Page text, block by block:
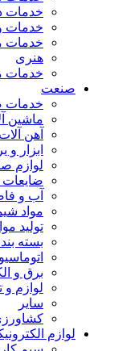
خدمات
خدمات
خدمات
هنری
خدمات
صنعت
خدمات
ماشین
آهن
ابزار و
لوازم
آب و
مواد
تولید
بسته
برق و
لوازم
سایر
لوازم